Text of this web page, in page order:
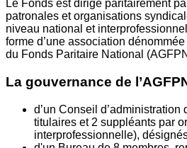
Le Fonds est dirigé paritairement
patronales et organisations
niveau national et
forme d’une association
du Fonds Paritaire National
La gouvernance de
d’un Conseil d’administration
titulaires et 2 suppléants par
interprofessionnelle),